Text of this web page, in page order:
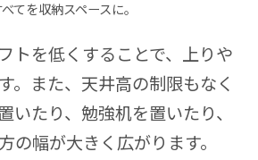
てを収納スペースに。
トを低くすることで、上りや
。また、天井高の制限もなく
いたり、勉強机を置いたり、
の幅が大きく広がります。